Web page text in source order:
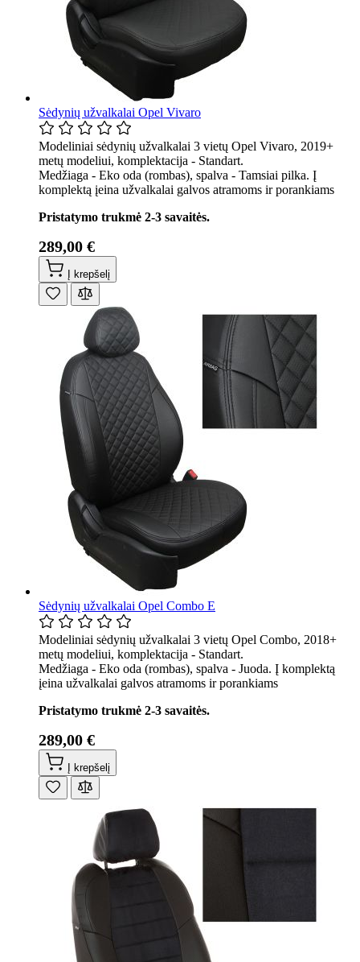
Sėdynių užvalkalai Opel Vivaro
Modeliniai sėdynių užvalkalai 3 vietų Opel Vivaro, 2019+
metų modeliui, komplektacija - Standart.
Medžiaga - Eko oda (rombas), spalva - Tamsiai pilka. Į
komplektą įeina užvalkalai galvos atramoms ir porankiams
Pristatymo trukmė 2-3 savaitės.
289,00 €
Į krepšelį
Sėdynių užvalkalai Opel Combo E
Modeliniai sėdynių užvalkalai 3 vietų Opel Combo, 2018+
metų modeliui, komplektacija - Standart.
Medžiaga - Eko oda (rombas), spalva - Juoda. Į komplektą
įeina užvalkalai galvos atramoms ir porankiams
Pristatymo trukmė 2-3 savaitės.
289,00 €
Į krepšelį